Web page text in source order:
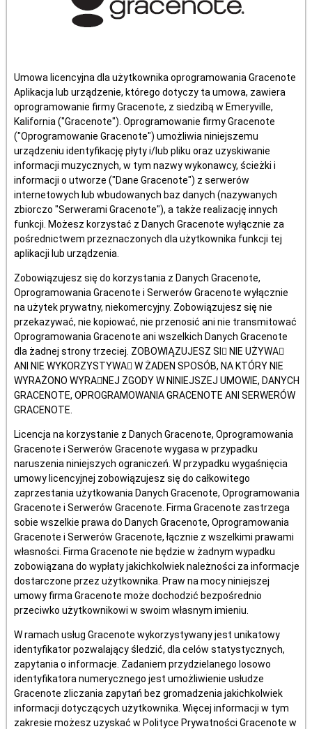
Umowa licencyjna dla użytkownika oprogramowania Gracenote
Aplikacja lub urządzenie, którego dotyczy ta umowa, zawiera
oprogramowanie firmy Gracenote, z siedzibą w Emeryville,
Kalifornia ("Gracenote"). Oprogramowanie firmy Gracenote
("Oprogramowanie Gracenote") umożliwia niniejszemu
urządzeniu identyfikację płyty i/lub pliku oraz uzyskiwanie
informacji muzycznych, w tym nazwy wykonawcy, ścieżki i
informacji o utworze ("Dane Gracenote") z serwerów
internetowych lub wbudowanych baz danych (nazywanych
zbiorczo "Serwerami Gracenote"), a także realizację innych
funkcji. Możesz korzystać z Danych Gracenote wyłącznie za
pośrednictwem przeznaczonych dla użytkownika funkcji tej
aplikacji lub urządzenia.
Zobowiązujesz się do korzystania z Danych Gracenote,
Oprogramowania Gracenote i Serwerów Gracenote wyłącznie
na użytek prywatny, niekomercyjny. Zobowiązujesz się nie
przekazywać, nie kopiować, nie przenosić ani nie transmitować
Oprogramowania Gracenote ani wszelkich Danych Gracenote
dla żadnej strony trzeciej. ZOBOWIĄZUJESZ SI􀄉 NIE UŻYWA􀃻
ANI NIE WYKORZYSTYWA􀃻 W ŻADEN SPOSÓB, NA KTÓRY NIE
WYRAŻONO WYRA􀄧NEJ ZGODY W NINIEJSZEJ UMOWIE, DANYCH
GRACENOTE, OPROGRAMOWANIA GRACENOTE ANI SERWERÓW
GRACENOTE.
Licencja na korzystanie z Danych Gracenote, Oprogramowania
Gracenote i Serwerów Gracenote wygasa w przypadku
naruszenia niniejszych ograniczeń. W przypadku wygaśnięcia
umowy licencyjnej zobowiązujesz się do całkowitego
zaprzestania użytkowania Danych Gracenote, Oprogramowania
Gracenote i Serwerów Gracenote. Firma Gracenote zastrzega
sobie wszelkie prawa do Danych Gracenote, Oprogramowania
Gracenote i Serwerów Gracenote, łącznie z wszelkimi prawami
własności. Firma Gracenote nie będzie w żadnym wypadku
zobowiązana do wypłaty jakichkolwiek należności za informacje
dostarczone przez użytkownika. Praw na mocy niniejszej
umowy firma Gracenote może dochodzić bezpośrednio
przeciwko użytkownikowi w swoim własnym imieniu.
W ramach usług Gracenote wykorzystywany jest unikatowy
identyfikator pozwalający śledzić, dla celów statystycznych,
zapytania o informacje. Zadaniem przydzielanego losowo
identyfikatora numerycznego jest umożliwienie usłudze
Gracenote zliczania zapytań bez gromadzenia jakichkolwiek
informacji dotyczących użytkownika. Więcej informacji w tym
zakresie możesz uzyskać w Polityce Prywatności Gracenote w